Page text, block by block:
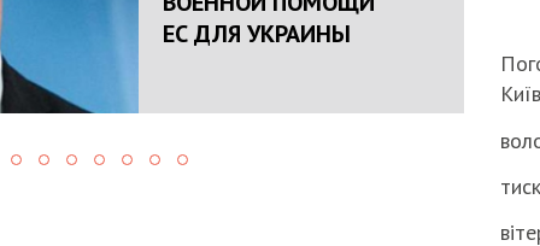
ЕС ДЛЯ УКРАИНЫ
Київ